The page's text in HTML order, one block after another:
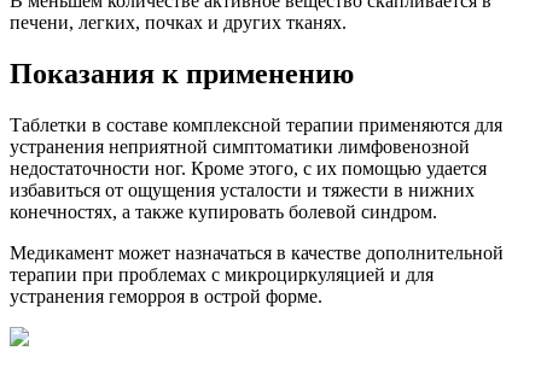
печени, легких, почках и других тканях.
Показания к применению
Таблетки в составе комплексной терапии применяются для
устранения неприятной симптоматики лимфовенозной
недостаточности ног. Кроме этого, с их помощью удается
избавиться от ощущения усталости и тяжести в нижних
конечностях, а также купировать болевой синдром.
Медикамент может назначаться в качестве дополнительной
терапии при проблемах с микроциркуляцией и для
устранения геморроя в острой форме.